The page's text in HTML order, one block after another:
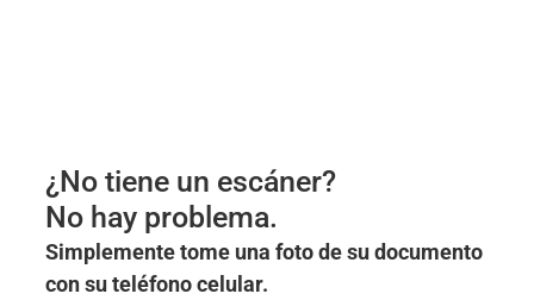
¿No tiene un escáner?
No hay problema.
Simplemente tome una foto de su documento
con su teléfono celular.